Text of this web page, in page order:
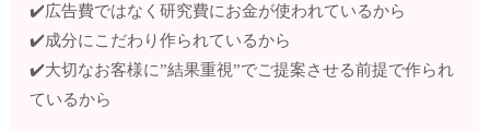
✔️広告費ではなく研究費にお金が使われているから
✔️成分にこだわり作られているから
✔️大切なお客様に”結果重視”でご提案させる前提で作られ
ているから